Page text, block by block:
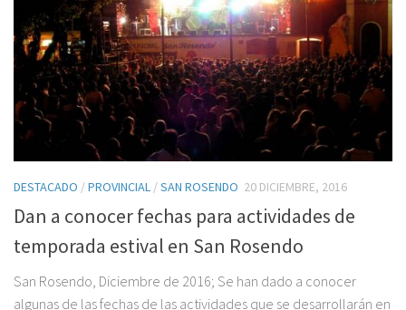
DESTACADO /PROVINCIAL /SAN ROSENDO 20 DICIEMBRE, 2016
Dan a conocer fechas para actividades de
temporada estival en San Rosendo
San Rosendo, Diciembre de 2016; Se han dado a conocer
algunas de las fechas de las actividades que se desarrollarán en